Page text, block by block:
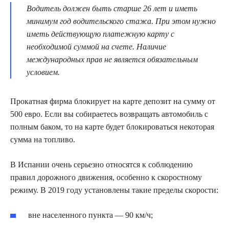
Водитель должен быть старше 26 лет и иметь
минимум год водительского стажа. При этом нужно
иметь действующую платежную карту с
необходимой суммой на счете. Наличие
международных прав не является обязательным
условием.
Прокатная фирма блокирует на карте депозит на сумму от
500 евро. Если вы собираетесь возвращать автомобиль с
полным баком, то на карте будет блокироваться некоторая
сумма на топливо.
В Испании очень серьезно относятся к соблюдению
правил дорожного движения, особенно к скоростному
режиму. В 2019 году установлены такие пределы скорости:
вне населенного пункта — 90 км/ч;